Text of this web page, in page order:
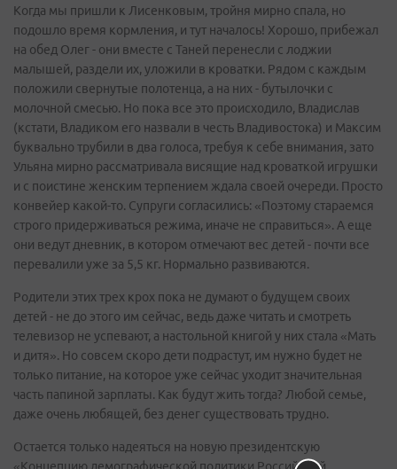
Когда мы пришли к Лисенковым, тройня мирно спала, но
подошло время кормления, и тут началось! Хорошо, прибежал
на обед Олег - они вместе с Таней перенесли с лоджии
малышей, раздели их, уложили в кроватки. Рядом с каждым
положили свернутые полотенца, а на них - бутылочки с
молочной смесью. Но пока все это происходило, Владислав
(кстати, Владиком его назвали в честь Владивостока) и Максим
буквально трубили в два голоса, требуя к себе внимания, зато
Ульяна мирно рассматривала висящие над кроваткой игрушки
и с поистине женским терпением ждала своей очереди. Просто
конвейер какой-то. Супруги согласились: «Поэтому стараемся
строго придерживаться режима, иначе не справиться». А еще
они ведут дневник, в котором отмечают вес детей - почти все
перевалили уже за 5,5 кг. Нормально развиваются.
Родители этих трех крох пока не думают о будущем своих
детей - не до этого им сейчас, ведь даже читать и смотреть
телевизор не успевают, а настольной книгой у них стала «Мать
и дитя». Но совсем скоро дети подрастут, им нужно будет не
только питание, на которое уже сейчас уходит значительная
часть папиной зарплаты. Как будут жить тогда? Любой семье,
даже очень любящей, без денег существовать трудно.
Остается только надеяться на новую президентскую